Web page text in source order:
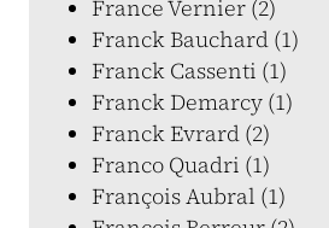
France Vernier (2)
Franck Bauchard (1)
Franck Cassenti (1)
Franck Demarcy (1)
Franck Evrard (2)
Franco Quadri (1)
François Aubral (1)